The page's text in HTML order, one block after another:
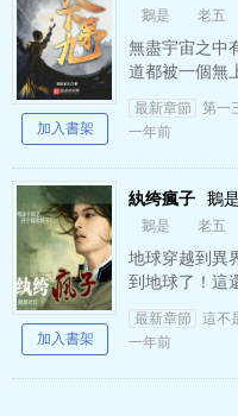
鵝是 老五
無盡宇宙之中
道都被一個無
中還有第九道
可觸。 作者
最新章節
第一
一年前
加入書架
紈绔瘋子 鵝
鵝是 老五
地球穿越到異
到地球了！這
抓狂的是他發
群是：
最新章節
這不
一年前
加入書架